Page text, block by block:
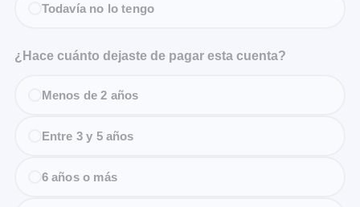
Todavía no lo tengo
¿Hace cuánto dejaste de pagar esta cuenta?
Menos de 2 años
Entre 3 y 5 años
6 años o más